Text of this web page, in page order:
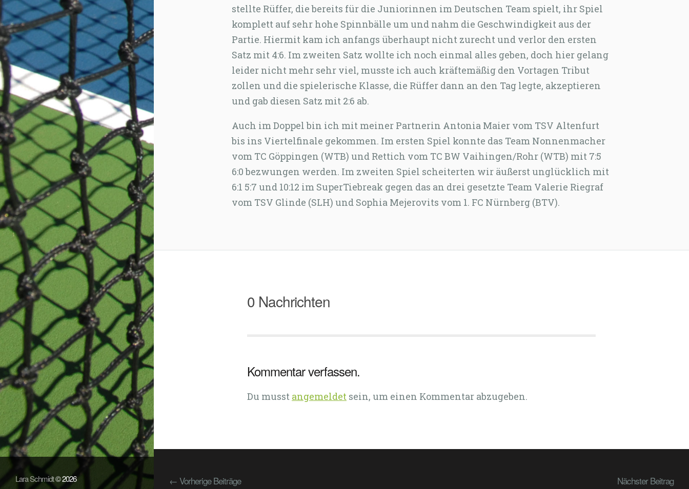
stellte Rüffer, die bereits für die Juniorinnen im Deutschen Team spielt, ihr Spiel
komplett auf sehr hohe Spinnbälle um und nahm die Geschwindigkeit aus der
Partie. Hiermit kam ich anfangs überhaupt nicht zurecht und verlor den ersten
Satz mit 4:6. Im zweiten Satz wollte ich noch einmal alles geben, doch hier gelang
leider nicht mehr sehr viel, musste ich auch kräftemäßig den Vortagen Tribut
zollen und die spielerische Klasse, die Rüffer dann an den Tag legte, akzeptieren
und gab diesen Satz mit 2:6 ab.
Auch im Doppel bin ich mit meiner Partnerin Antonia Maier vom TSV Altenfurt
bis ins Viertelfinale gekommen. Im ersten Spiel konnte das Team Nonnenmacher
vom TC Göppingen (WTB) und Rettich vom TC BW Vaihingen/Rohr (WTB) mit 7:5
6:0 bezwungen werden. Im zweiten Spiel scheiterten wir äußerst unglücklich mit
6:1 5:7 und 10:12 im SuperTiebreak gegen das an drei gesetzte Team Valerie Riegraf
vom TSV Glinde (SLH) und Sophia Mejerovits vom 1. FC Nürnberg (BTV).
0 Nachrichten
Kommentar verfassen.
Du musst angemeldet sein, um einen Kommentar abzugeben.
Nächster Beitrag
← Vorherige Beiträge
Lara Schmidt© 2026